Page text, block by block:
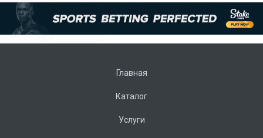
Главная
Каталог
Услуги